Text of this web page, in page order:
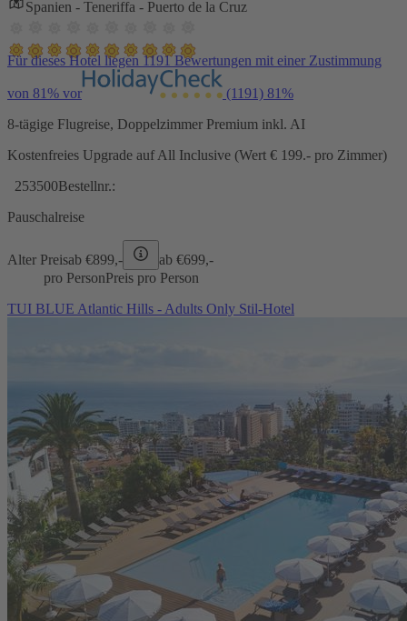
Spanien - Teneriffa - Puerto de la Cruz
Für dieses Hotel liegen 1191 Bewertungen mit einer Zustimmung
von 81% vor (1191) 81%
8-tägige Flugreise, Doppelzimmer Premium inkl. AI
Kostenfreies Upgrade auf All Inclusive (Wert € 199.- pro Zimmer)
253500Bestellnr.:
Pauschalreise
Alter Preisab €899,- ab €699,-
pro PersonPreis pro Person
TUI BLUE Atlantic Hills - Adults Only Stil-Hotel